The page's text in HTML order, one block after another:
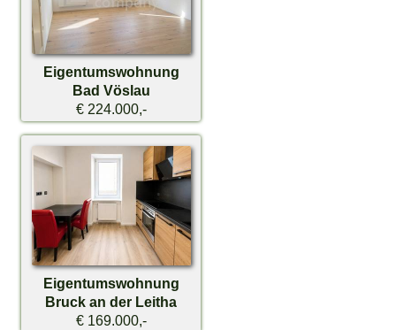
Eigentumswohnung
Bad Vöslau
€ 224.000,-
Eigentumswohnung
Bruck an der Leitha
€ 169.000,-